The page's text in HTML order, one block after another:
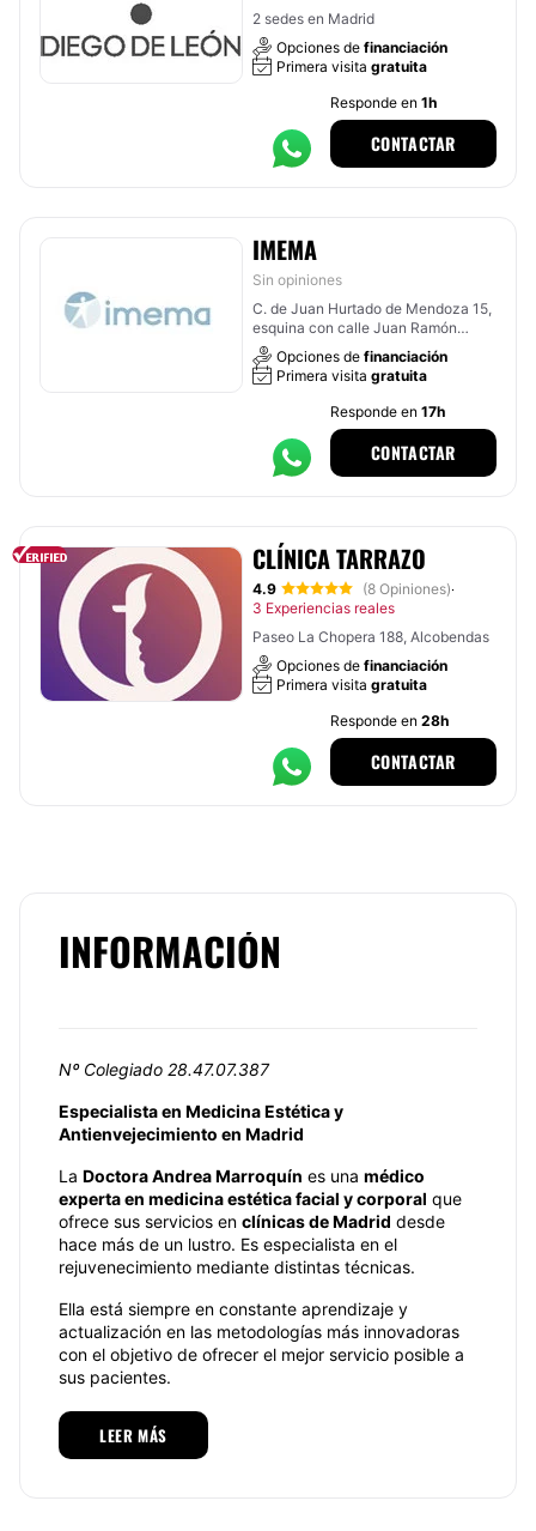
2 sedes en Madrid
Opciones de financiación
Primera visita gratuita
Responde en 1h
CONTACTAR
IMEMA
Sin opiniones
C. de Juan Hurtado de Mendoza 15,
esquina con calle Juan Ramón
Jiménez, Madrid
Opciones de financiación
Primera visita gratuita
Responde en 17h
CONTACTAR
CLÍNICA TARRAZO
4.9 (8 Opiniones)·
3 Experiencias reales
Paseo La Chopera 188, Alcobendas
Opciones de financiación
Primera visita gratuita
Responde en 28h
CONTACTAR
INFORMACIÓN
Nº Colegiado 28.47.07.387
Especialista en Medicina Estética y
Antienvejecimiento en Madrid
La Doctora Andrea Marroquín es una médico
experta en medicina estética facial y corporal que
ofrece sus servicios en clínicas de Madrid desde
hace más de un lustro. Es especialista en el
rejuvenecimiento mediante distintas técnicas.
Ella está siempre en constante aprendizaje y
actualización en las metodologías más innovadoras
con el objetivo de ofrecer el mejor servicio posible a
sus pacientes.
Especialidades
La Dra. Marroquín es especialista en diferentes
LEER MÁS